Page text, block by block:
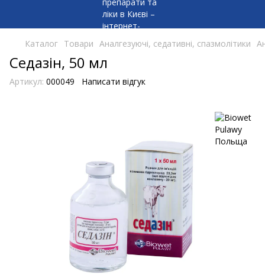
Каталог Товари Аналгезуючі, седативні, спазмолітики
Седазін, 50 мл
Артикул: 000049 Написати відгук